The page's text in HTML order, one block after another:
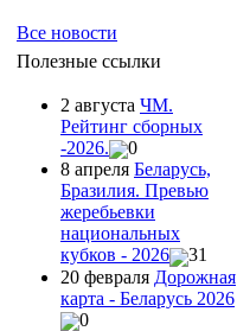
Все новости
Полезные ссылки
2 августа ЧМ.
Рейтинг сборных
-2026.
0
8 апреля Беларусь,
Бразилия. Превью
жеребьевки
национальных
кубков - 2026
31
20 февраля Дорожная
карта - Беларусь 2026
0